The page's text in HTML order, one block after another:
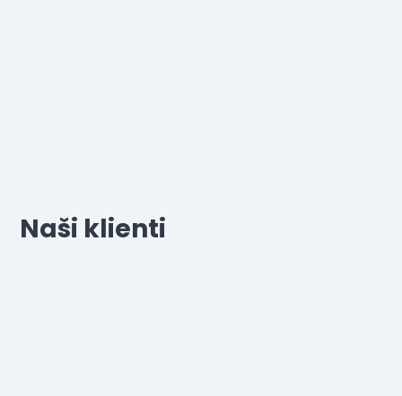
Naši klienti